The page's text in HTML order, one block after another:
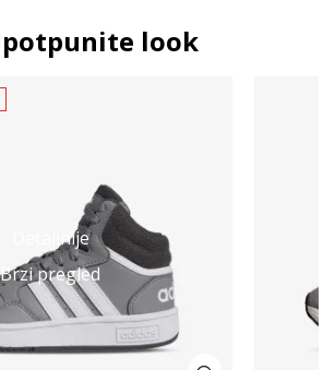
look
Detaljnije
Brzi pregled